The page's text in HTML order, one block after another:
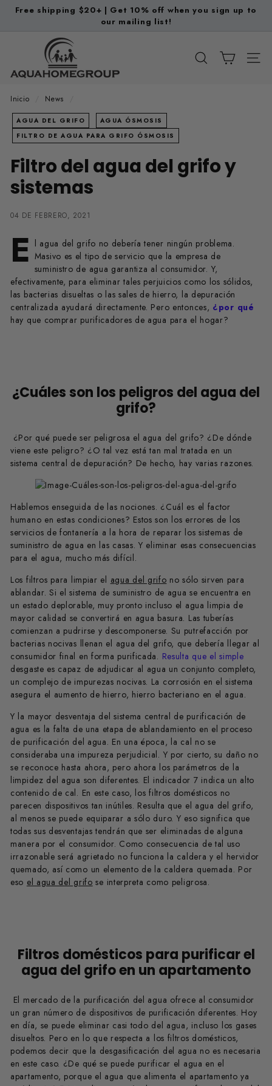
diapositivas
Free shipping $20+ | Get 10% off when you sign up to
our mailing list!
u
a
H
o
m
e
G
r
o
u
p
BUSCAR
Inicio News
AGUA DEL GRIFO
AGUA ÓSMOSIS
FILTRO DE AGUA PARA GRIFO ÓSMOSIS
Filtro del agua del grifo y
sistemas
04 DE FEBRERO, 2021
E l agua del grifo no debería tener ningún problema.
Masivo es el tipo de servicio que la empresa de
suministro de agua garantiza al consumidor. Y,
efectivamente, para eliminar tales perjuicios como los sólidos,
las bacterias disueltas o las sales de hierro, la depuración
centralizada ayudará directamente. Pero entonces, ¿por qué
hay que comprar purificadores de agua para el hogar?
¿Cuáles son los peligros del agua del
grifo?
¿Por qué puede ser peligrosa el agua del grifo? ¿De dónde
viene este peligro? ¿O tal vez está tan mal tratada en un
sistema central de depuración? De hecho, hay varias razones.
Hablemos enseguida de las nociones. ¿Cuál es el factor
humano en estas condiciones? Estos son los errores de los
servicios de fontanería a la hora de reparar los sistemas de
suministro de agua en las casas. Y eliminar esas consecuencias
para el agua, mucho más difícil.
Los filtros para limpiar el agua del grifo no sólo sirven para
ablandar. Si el sistema de suministro de agua se encuentra en
un estado deplorable, muy pronto incluso el agua limpia de
mayor calidad se convertirá en agua basura. Las tuberías
comienzan a pudrirse y descomponerse. Su putrefacción por
bacterias nocivas llenan el agua del grifo, que debería llegar al
consumidor final en forma purificada. Resulta que el simple
desgaste es capaz de adjudicar al agua un conjunto completo,
un complejo de impurezas nocivas. La corrosión en el sistema
asegura el aumento de hierro, hierro bacteriano en el agua.
Y la mayor desventaja del sistema central de purificación de
agua es la falta de una etapa de ablandamiento en el proceso
de purificación del agua. En una época, la cal no se
consideraba una impureza perjudicial. Y por cierto, su daño no
se reconoce hasta ahora, pero ahora los parámetros de la
limpidez del agua son diferentes. El indicador 7 indica un alto
contenido de cal. En este caso, los filtros domésticos no
parecen dispositivos tan inútiles. Resulta que el agua del grifo,
al menos se puede equiparar a sólo duro. Y eso significa que
todas sus desventajas tendrán que ser eliminadas de alguna
manera por el consumidor. Como consecuencia de tal uso
irrazonable será agrietado no funciona la caldera y el hervidor
quemado, así como un elemento de la caldera quemada. Por
eso el agua del grifo se interpreta como peligrosa.
Filtros domésticos para purificar el
agua del grifo en un apartamento
El mercado de la purificación del agua ofrece al consumidor
un gran número de dispositivos de purificación diferentes. Hoy
en día, se puede eliminar casi todo del agua, incluso los gases
disueltos. Pero en lo que respecta a los filtros domésticos,
podemos decir que la desgasificación del agua no es necesaria
en este caso. ¿De qué se puede purificar el agua en el
apartamento, porque el agua que alimenta el apartamento ya